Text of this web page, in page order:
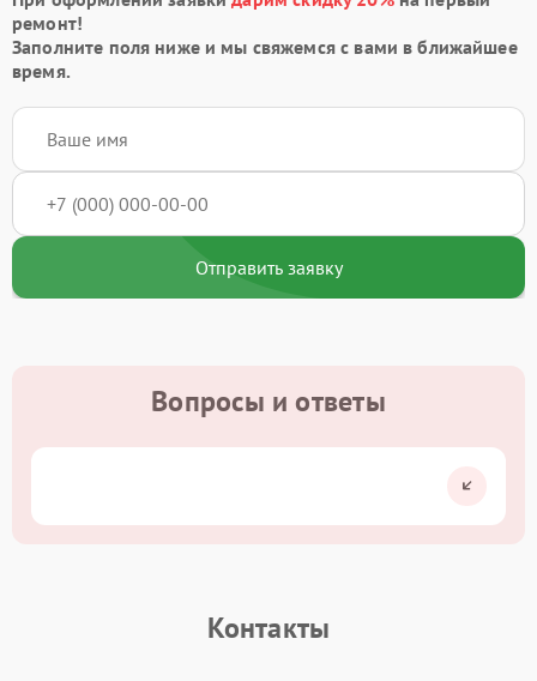
ремонт!
Заполните поля ниже и мы свяжемся с вами в ближайшее
время.
Отправить заявку
Вопросы и ответы
Контакты